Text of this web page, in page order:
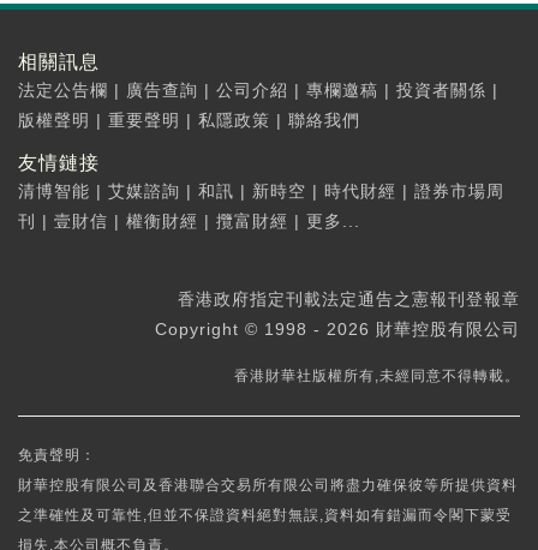
相關訊息
法定公告欄 | 廣告查詢 | 公司介紹 | 專欄邀稿 | 投資者關係 |
版權聲明 | 重要聲明 | 私隱政策 | 聯絡我們
友情鏈接
清博智能 | 艾媒諮詢 | 和訊 | 新時空 | 時代財經 | 證券市場周
刊
| 壹財信 | 權衡財經 | 攬富財經 | 更多...
香港政府指定刊載法定通告之憲報刊登報章
Copyright © 1998 - 2026 財華控股有限公司
香港財華社版權所有,未經同意不得轉載。
免責聲明：
財華控股有限公司及香港聯合交易所有限公司將盡力確保彼等所提供資料
之準確性及可靠性,但並不保證資料絕對無誤,資料如有錯漏而令閣下蒙受
損失,本公司概不負責。